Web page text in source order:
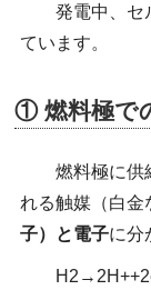
発電中、セル
ています。
① 燃料極で
燃料極に供給
れる触媒（白金
子）と電子に分